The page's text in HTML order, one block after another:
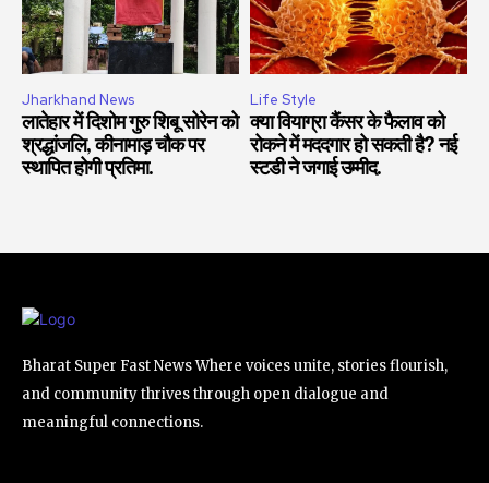
Jharkhand News
लातेहार में दिशोम गुरु शिबू सोरेन को
श्रद्धांजलि, कीनामाड़ चौक पर
स्थापित होगी प्रतिमा.
Life Style
क्या वियाग्रा कैंसर के फैलाव को
रोकने में मददगार हो सकती है? नई
स्टडी ने जगाई उम्मीद.
Bharat Super Fast News Where voices unite, stories flourish,
and community thrives through open dialogue and
meaningful connections.